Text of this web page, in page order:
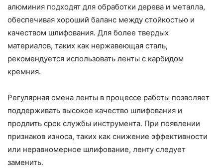
алюминия подходят для обработки дерева и металла,
обеспечивая хороший баланс между стойкостью и
качеством шлифования. Для более твердых
материалов, таких как нержавеющая сталь,
рекомендуется использовать ленты с карбидом
кремния.
Регулярная смена ленты в процессе работы позволяет
поддерживать высокое качество шлифования и
продлить срок службы инструмента. При появлении
признаков износа, таких как снижение эффективности
или неравномерное шлифование, ленту следует
заменить.